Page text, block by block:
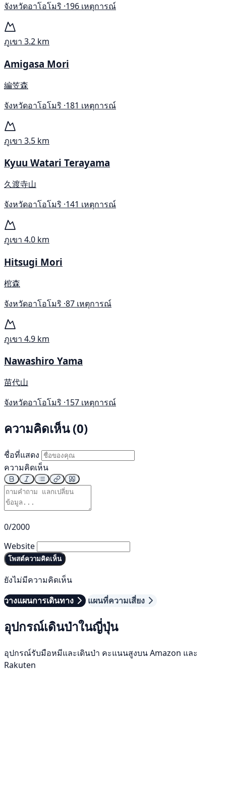
จังหวัดอาโอโมริ ·196 เหตุการณ์
ภูเขา 3.2 km
Amigasa Mori
編笠森
จังหวัดอาโอโมริ ·181 เหตุการณ์
ภูเขา 3.5 km
Kyuu Watari Terayama
久渡寺山
จังหวัดอาโอโมริ ·141 เหตุการณ์
ภูเขา 4.0 km
Hitsugi Mori
棺森
จังหวัดอาโอโมริ ·87 เหตุการณ์
ภูเขา 4.9 km
Nawashiro Yama
苗代山
จังหวัดอาโอโมริ ·157 เหตุการณ์
ความคิดเห็น (0)
ชื่อที่แสดง
ความคิดเห็น
0/2000
Website
โพสต์ความคิดเห็น
ยังไม่มีความคิดเห็น
วางแผนการเดินทาง
แผนที่ความเสี่ยง
อุปกรณ์เดินป่าในญี่ปุ่น
อุปกรณ์รับมือหมีและเดินป่า คะแนนสูงบน Amazon และ
Rakuten